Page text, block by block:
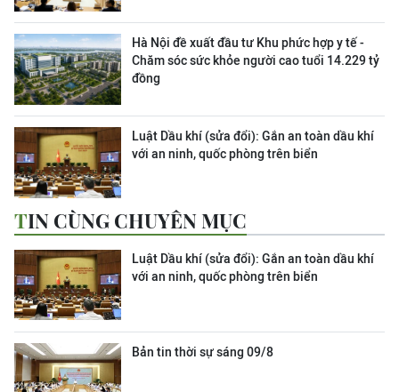
Hà Nội đề xuất đầu tư Khu phức hợp y tế -
Chăm sóc sức khỏe người cao tuổi 14.229 tỷ
đồng
Luật Dầu khí (sửa đổi): Gắn an toàn dầu khí
với an ninh, quốc phòng trên biển
TIN CÙNG CHUYÊN MỤC
Luật Dầu khí (sửa đổi): Gắn an toàn dầu khí
với an ninh, quốc phòng trên biển
Bản tin thời sự sáng 09/8